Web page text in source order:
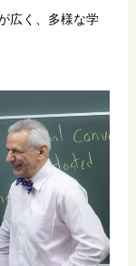
広く、多様な学